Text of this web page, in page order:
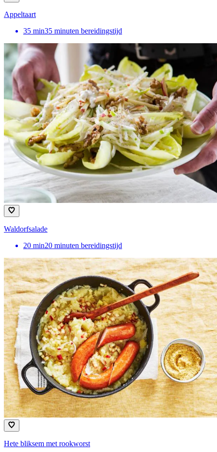
Appeltaart
35 min35 minuten bereidingstijd
Waldorfsalade
20 min20 minuten bereidingstijd
Hete bliksem met rookworst